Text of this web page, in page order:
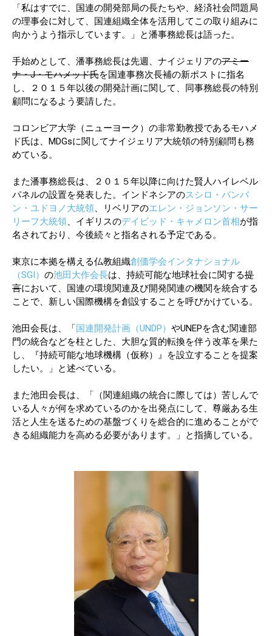
「私はすでに、国連の開発部局の長たちや、経済社会問題局
の理事会に対して、国連組織全体を活用してこの取り組みに
向かうよう指示しています。」と潘事務総長は語った。
手始めとして、潘事務総長は先週、ナイジェリアのアミー
ナ・J・モハメッド氏を国連事務次長補の新ポストに指名
し、２０１５年以後の開発計画に関して、同事務総長の特別
顧問になるよう要請した。
コロンビア大学（ニューヨーク）の非常勤教授であるモハメ
ド氏は、MDGsに関してナイジェリア大統領の特別顧問も務
めている。
また潘事務総長は、２０１５年以降に向けた賢人ハイレベル
パネルの設置を発表した。インドネシアのスシロ・バンバ
ン・ユドヨノ大統領、リベリアのエレン・ジョンソン・サー
リーフ大統領、イギリスのデイビッド・キャメロン首相が指
名されており、今後続々と指名される予定である。
東京に本拠を構える仏教組織創価学会インタナショナル
（SGI） の池田大作会長は、持続可能な地球社会に関する提
言において、国連の環境関連及び開発関連の機関を統合する
ことで、新しい国際機構を創設することを呼びかけている。
池田会長は、「国連開発計画（UNDP） やUNEPを含む関連部
門の統合などを柱とした、大胆な質的転換を伴う改革を果た
し、『持続可能な地球機構（仮称）』を設立することを提案
したい。」と述べている。
また池田会長は、「（関連組織の統合に際しては）苦しんで
いる人々が何を求めているのかを出発点にして、尊厳ある生
活と人生を送るための基盤づくりを総合的に進めることがで
きる組織能力を高める必要があります。」と指摘している。